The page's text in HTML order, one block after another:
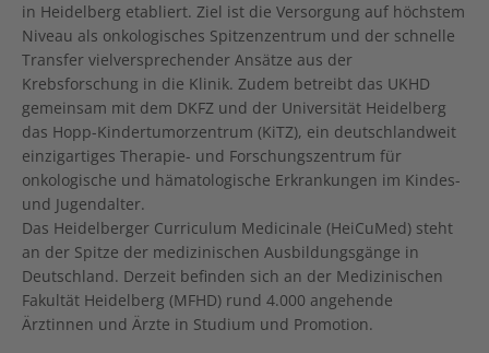
in Heidelberg etabliert. Ziel ist die Versorgung auf höchstem
Niveau als onkologisches Spitzenzentrum und der schnelle
Transfer vielversprechender Ansätze aus der
Krebsforschung in die Klinik. Zudem betreibt das UKHD
gemeinsam mit dem DKFZ und der Universität Heidelberg
das Hopp-Kindertumorzentrum (KiTZ), ein deutschlandweit
einzigartiges Therapie- und Forschungszentrum für
onkologische und hämatologische Erkrankungen im Kindes-
und Jugendalter.
Das Heidelberger Curriculum Medicinale (HeiCuMed) steht
an der Spitze der medizinischen Ausbildungsgänge in
Deutschland. Derzeit befinden sich an der Medizinischen
Fakultät Heidelberg (MFHD) rund 4.000 angehende
Ärztinnen und Ärzte in Studium und Promotion.